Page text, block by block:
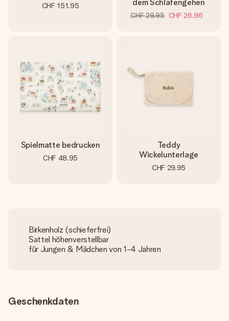
CHF 151.95
dem Schlafengehen
CHF 29.95 CHF 26.96
Spielmatte bedrucken
CHF 48.95
Teddy
Wickelunterlage
CHF 29.95
Birkenholz (schieferfrei)
Sattel höhenverstellbar
für Jungen & Mädchen von 1-4 Jahren
Geschenkdaten